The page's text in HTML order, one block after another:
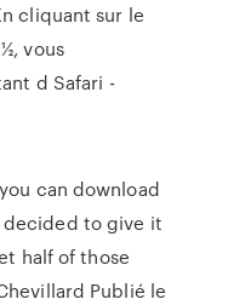
cliquant sur le
vous
d Safari -
can download
decided to give it
half of those
Publié le